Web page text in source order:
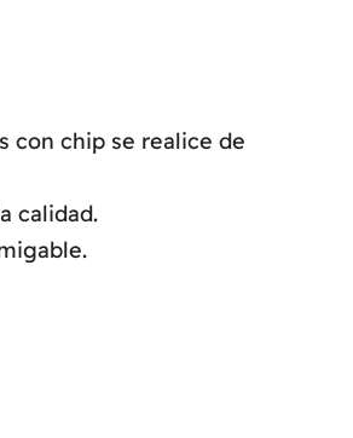
con chip se realice de
calidad.